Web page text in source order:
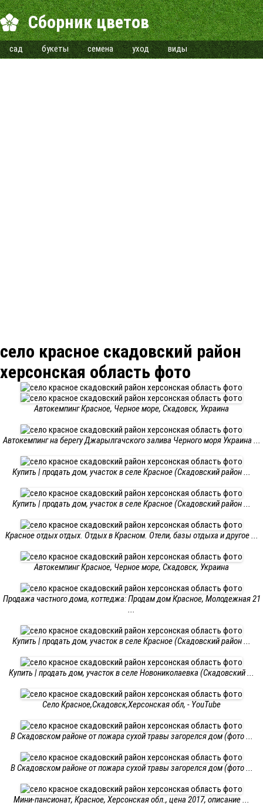
Сборник цветов
сад букеты семена уход виды
село красное скадовский район
херсонская область фото
Автокемпинг Красное, Черное море, Скадовск, Украина
Автокемпинг на берегу Джарылгачского залива Черного моря Украина ...
Купить | продать дом, участок в селе Красное (Скадовский район ...
Купить | продать дом, участок в селе Красное (Скадовский район ...
Красное отдых отдых. Отдых в Красном. Отели, базы отдыха и другое ...
Автокемпинг Красное, Черное море, Скадовск, Украина
Продажа частного дома, коттеджа: Продам дом Красное, Молодежная 21
...
Купить | продать дом, участок в селе Красное (Скадовский район ...
Купить | продать дом, участок в селе Новониколаевка (Скадовский ...
Село Красное,Скадовск,Херсонская обл, - YouTube
В Скадовском районе от пожара сухой травы загорелся дом (фото ...
В Скадовском районе от пожара сухой травы загорелся дом (фото ...
Мини-пансионат, Красное, Херсонская обл., цена 2017, описание ...